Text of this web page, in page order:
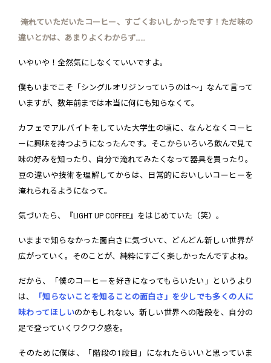
――淹れていただいたコーヒー、すごくおいしかったです！ただ味の
違いとかは、あまりよくわからず……
いやいや！全然気にしなくていいですよ。
僕もいまでこそ「シングルオリジンっていうのは～」なんて言って
いますが、数年前までは本当に何にも知らなくて。
カフェでアルバイトをしていた大学生の頃に、なんとなくコーヒ
ーに興味を持つようになったんです。そこからいろいろ飲んで見て
味の好みを知ったり、自分で淹れてみたくなって器具を買ったり。
豆の違いや技術を理解してからは、日常的においしいコーヒーを
淹れられるようになって。
気づいたら、『LIGHT UP COFFEE』をはじめていた（笑）。
いままで知らなかった面白さに気づいて、どんどん新しい世界が
広がっていく。そのことが、純粋にすごく楽しかったんですよね。
だから、「僕のコーヒーを好きになってもらいたい」というより
は、
「知らないことを知ることの面白さ」を少しでも多くの人に
味わってほしいのかもしれない。新しい世界への階段を、自分の
足で登っていくワクワク感を。
そのために僕は、「階段の1段目」になれたらいいと思っていま